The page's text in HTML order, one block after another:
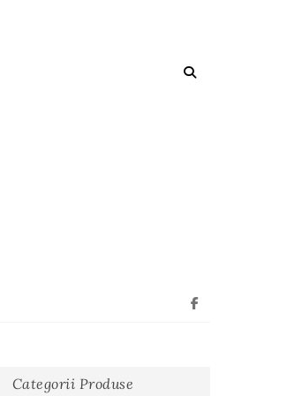
Facebook
Categorii Produse